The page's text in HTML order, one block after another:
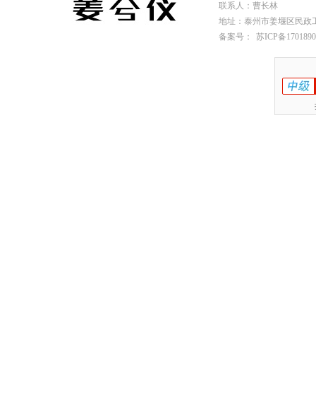
联系人：曹长林
地址：泰州市姜堰区民政
备案号：
苏ICP备